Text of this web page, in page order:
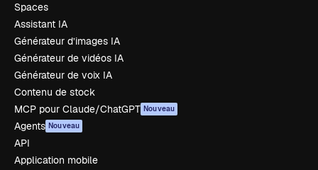
Spaces
Assistant IA
Générateur d’images IA
Générateur de vidéos IA
Générateur de voix IA
Contenu de stock
MCP pour Claude/ChatGPT Nouveau
Agents Nouveau
API
Application mobile